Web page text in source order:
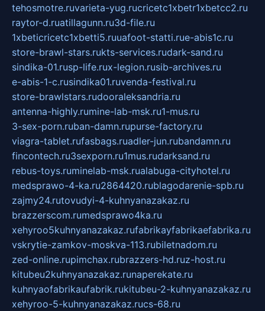
tehosmotre.ruvarieta-yug.rucricetc1xbetr1xbetcc2.ru
raytor-d.ruatillagunn.ru3d-file.ru
1xbeticricetc1xbetti5.ruuafoot-statti.rue-abis1c.ru
store-brawl-stars.rukts-services.rudark-sand.ru
sindika-01.rusp-life.rux-legion.rusib-archives.ru
e-abis-1-c.rusindika01.ruvenda-festival.ru
store-brawlstars.rudooraleksandria.ru
antenna-highly.rumine-lab-msk.ru1-mus.ru
3-sex-porn.ruban-damn.rupurse-factory.ru
viagra-tablet.rufasbags.ruadler-jun.rubandamn.ru
fincontech.ru3sexporn.ru1mus.rudarksand.ru
rebus-toys.ruminelab-msk.rualabuga-cityhotel.ru
medsprawo-4-ka.ru2864420.rublagodarenie-spb.ru
zajmy24.rutovudyi-4-kuhnyanazakaz.ru
brazzerscom.rumedsprawo4ka.ru
xehyroo5kuhnyanazakaz.rufabrikayfabrikaefabrika.ru
vskrytie-zamkov-moskva-113.rubiletnadom.ru
zed-online.rupimchax.rubrazzers-hd.ruz-host.ru
kitubeu2kuhnyanazakaz.runaperekate.ru
kuhnyaofabrikaufabrik.rukitubeu-2-kuhnyanazakaz.ru
xehyroo-5-kuhnyanazakaz.rucs-68.ru